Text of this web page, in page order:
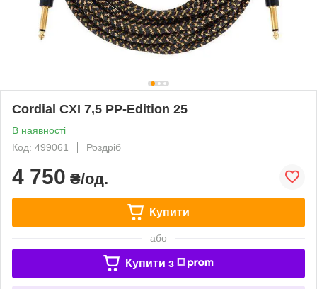
Cordial CXI 7,5 PP-Edition 25
В наявності
Код: 499061
Роздріб
4 750 ₴/од.
Купити
або
Купити з